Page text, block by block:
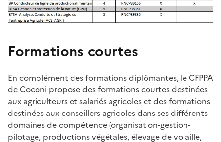
Formations courtes
En complément des formations diplômantes, le CFPPA
de Coconi propose des formations courtes destinées
aux agriculteurs et salariés agricoles et des formations
destinées aux conseillers agricoles dans ses différents
domaines de compétence (organisation-gestion-
pilotage, productions végétales, élevage de volaille,